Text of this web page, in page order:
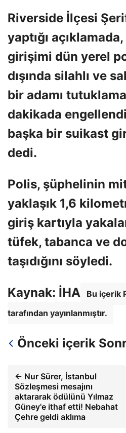
Riverside İlçesi
yaptığı
girişimi dün yerel
dışında silahlı ve
bir adamı
dakikada
başka bir suikast
dedi.
Polis, şüphelinin
yaklaşık 1,6
giriş kartıyla
tüfek, tabanca ve
taşıdığını söyledi.
Kaynak: İHA
Bu içerik
tarafından yayınlanmıştır.
Önceki içerik
← Nur Sürer, İstanbul
Sözleşmesi mesajını
aktararak ödülünü Yılmaz
Güney'e ithaf etti! Nebahat
Çehre geldi aklıma